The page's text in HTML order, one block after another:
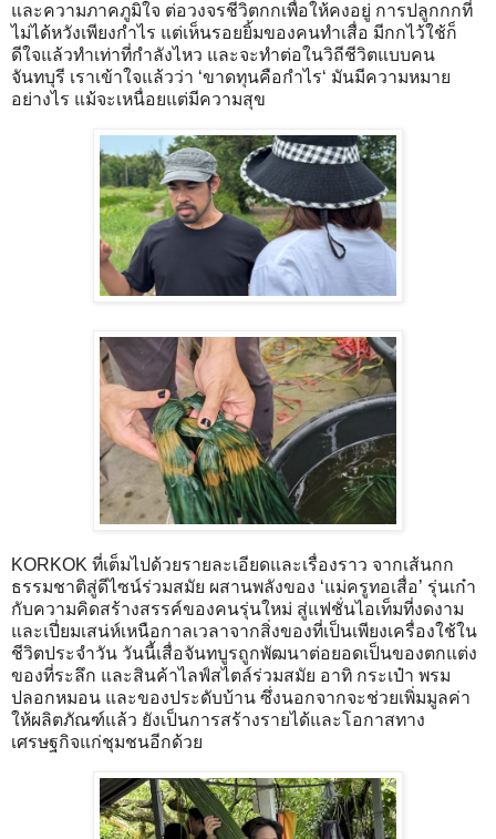
และความภาคภูมิใจ ต่อวงจรชีวิตกกเพื่อให้คงอยู่ การปลูกกกที่
ไม่ได้หวังเพียงกำไร แต่เห็นรอยยิ้มของคนทำเสื่อ มีกกไว้ใช้ก็
ดีใจแล้วทำเท่าที่กำลังไหว และจะทำต่อในวิถีชีวิตแบบคน
จันทบุรี เราเข้าใจแล้วว่า ‘ขาดทุนคือกำไร‘ มันมีความหมาย
อย่างไร แม้จะเหนื่อยแต่มีความสุข
KORKOK ที่เต็มไปด้วยรายละเอียดและเรื่องราว จากเส้นกก
ธรรมชาติสู่ดีไซน์ร่วมสมัย ผสานพลังของ ‘แม่ครูทอเสื่อ’ รุ่นเก๋า
กับความคิดสร้างสรรค์ของคนรุ่นใหม่ สู่แฟชั่นไอเท็มที่งดงาม
และเปี่ยมเสน่ห์เหนือกาลเวลาจากสิ่งของที่เป็นเพียงเครื่องใช้ใน
ชีวิตประจำวัน วันนี้เสื่อจันทบูรถูกพัฒนาต่อยอดเป็นของตกแต่ง
ของที่ระลึก และสินค้าไลฟ์สไตล์ร่วมสมัย อาทิ กระเป๋า พรม
ปลอกหมอน และของประดับบ้าน ซึ่งนอกจากจะช่วยเพิ่มมูลค่า
ให้ผลิตภัณฑ์แล้ว ยังเป็นการสร้างรายได้และโอกาสทาง
เศรษฐกิจแก่ชุมชนอีกด้วย